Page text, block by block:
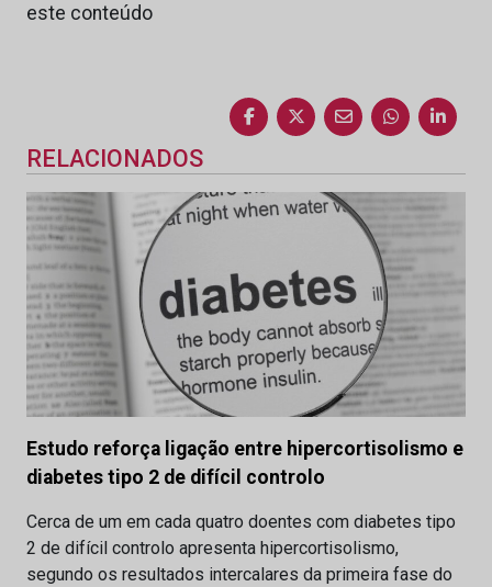
este conteúdo
RELACIONADOS
Estudo reforça ligação entre hipercortisolismo e
diabetes tipo 2 de difícil controlo
Cerca de um em cada quatro doentes com diabetes tipo
2 de difícil controlo apresenta hipercortisolismo,
segundo os resultados intercalares da primeira fase do